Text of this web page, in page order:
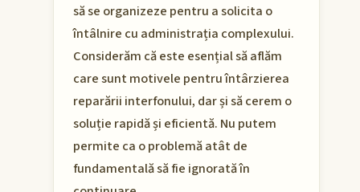
să se organizeze pentru a solicita o
întâlnire cu administrația complexului.
Considerăm că este esențial să aflăm
care sunt motivele pentru întârzierea
reparării interfonului, dar și să cerem o
soluție rapidă și eficientă. Nu putem
permite ca o problemă atât de
fundamentală să fie ignorată în